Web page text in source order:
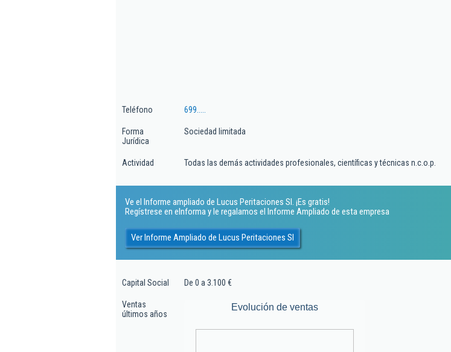
Teléfono 699.....
Forma
Jurídica
Sociedad limitada
Actividad Todas las demás actividades profesionales, científicas y técnicas n.c.o.p.
Ve el Informe ampliado de Lucus Peritaciones Sl. ¡Es gratis!
Regístrese en eInforma y le regalamos el Informe Ampliado de esta empresa
Ver Informe Ampliado de Lucus Peritaciones Sl
Capital Social De 0 a 3.100 €
Ventas
últimos años
Evolución de ventas